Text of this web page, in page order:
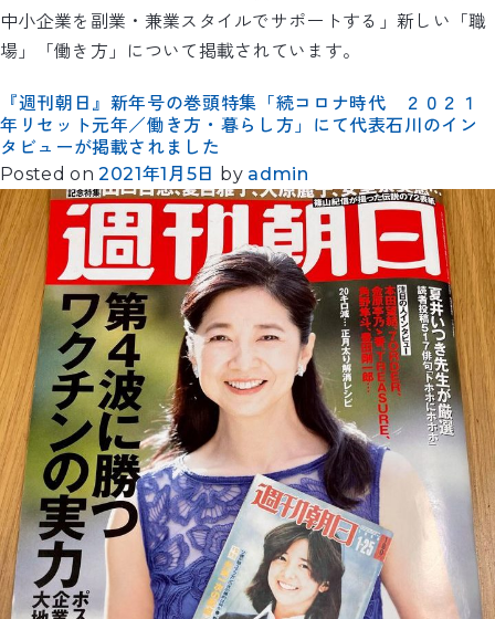
中小企業を副業・兼業スタイルでサポートする」新しい「職
場」「働き方」について掲載されています。
『週刊朝日』新年号の巻頭特集「続コロナ時代 ２０２１
年リセット元年／働き方・暮らし方」にて代表石川のイン
タビューが掲載されました
Posted on2021年1月5日 by admin